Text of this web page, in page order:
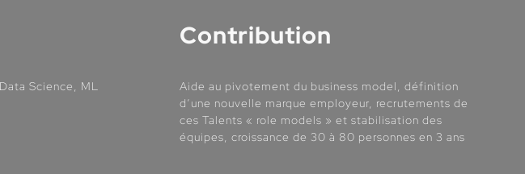
Science, ML
Contribution
Aide au pivotement du business model, définition
d’une nouvelle marque employeur, recrutements de
ces Talents « role models » et stabilisation des
équipes, croissance de 30 à 80 personnes en 3 ans